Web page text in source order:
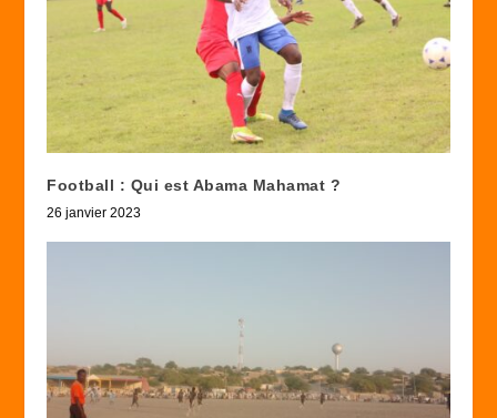
Football : Qui est Abama Mahamat ?
26 janvier 2023